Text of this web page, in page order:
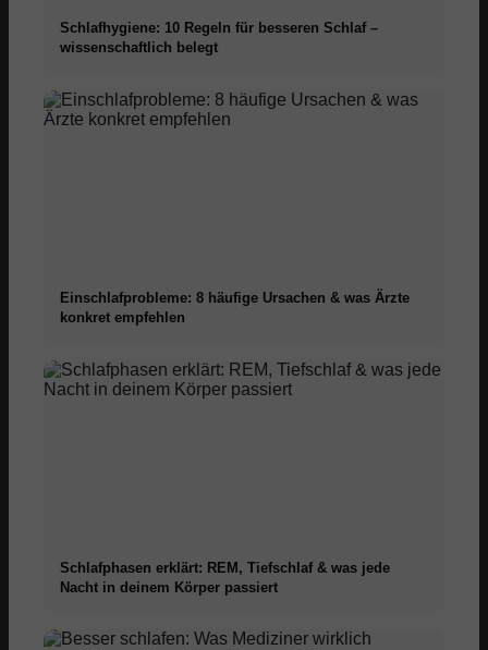
Schlafhygiene: 10 Regeln für besseren Schlaf –
wissenschaftlich belegt
Einschlafprobleme: 8 häufige Ursachen & was Ärzte
konkret empfehlen
Schlafphasen erklärt: REM, Tiefschlaf & was jede
Nacht in deinem Körper passiert